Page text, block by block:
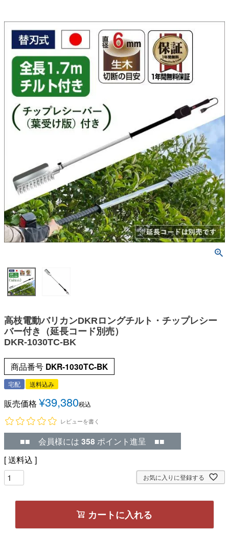
高枝電動バリカンDKRロングチルト・チップレシー
バー付き（延長コード別売）
DKR-1030TC-BK
商品番号 DKR-1030TC-BK
宅配 送料込み
販売価格 ¥39,380税込
レビューを書く
■■ 会員様には 358 ポイント進呈 ■■
送料込
お気に入りに登録する
カートに入れる